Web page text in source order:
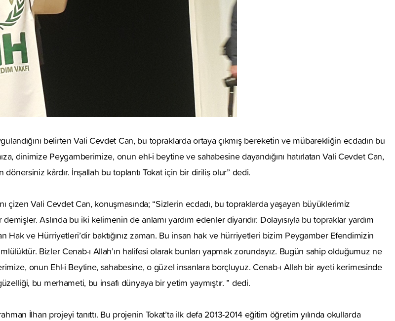
belirten Vali Cevdet Can, bu topraklarda ortaya çıkmış bereketin ve mübarekliğin ecdadın bu
dinimize Peygamberimize, onun ehl-i beytine ve sahabesine dayandığını hatırlatan Vali Cevdet Can,
kârdır. İnşallah bu toplantı Tokat için bir diriliş olur” dedi.
çizen Vali Cevdet Can, konuşmasında; “Sizlerin ecdadı, bu topraklarda yaşayan büyüklerimiz
Aslında bu iki kelimenin de anlamı yardım edenler diyarıdır. Dolayısıyla bu topraklar yardım
Hak ve Hürriyetleri’dir baktığınız zaman. Bu insan hak ve hürriyetleri bizim Peygamber Efendimizin
Bizler Cenab-ı Allah’ın halifesi olarak bunları yapmak zorundayız. Bugün sahip olduğumuz ne
onun Ehl-i Beytine, sahabesine, o güzel insanlara borçluyuz. Cenab-ı Allah bir ayeti kerimesinde
bu merhameti, bu insafı dünyaya bir yetim yaymıştır. ” dedi.
İlhan projeyi tanıttı. Bu projenin Tokat’ta ilk defa 2013-2014 eğitim öğretim yılında okullarda